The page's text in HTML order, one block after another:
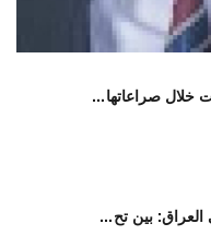
خلال صراعاتها…
العراق: بين تح…